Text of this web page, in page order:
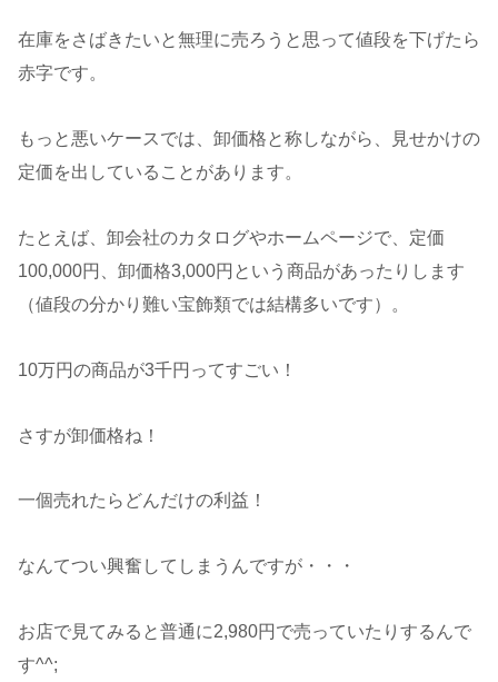
在庫をさばきたいと無理に売ろうと思って値段を下げたら
赤字です。
もっと悪いケースでは、卸価格と称しながら、見せかけの
定価を出していることがあります。
たとえば、卸会社のカタログやホームページで、定価
100,000円、卸価格3,000円という商品があったりします
（値段の分かり難い宝飾類では結構多いです）。
10万円の商品が3千円ってすごい！
さすが卸価格ね！
一個売れたらどんだけの利益！
なんてつい興奮してしまうんですが・・・
お店で見てみると普通に2,980円で売っていたりするんで
す^^;